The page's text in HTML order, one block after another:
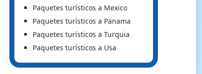
Paquetes turísticos a Mexico
Paquetes turísticos a Panama
Paquetes turísticos a Turquia
Paquetes turísticos a Usa